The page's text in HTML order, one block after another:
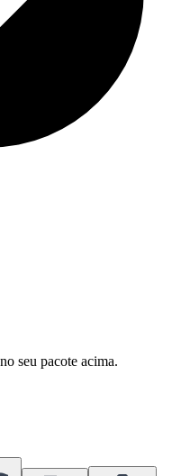
seu pacote acima.